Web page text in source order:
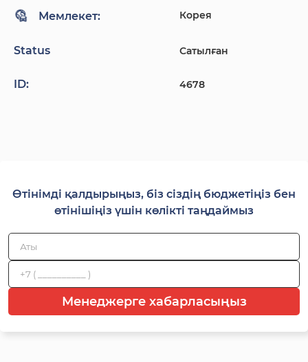
Мемлекет: Корея
Status Сатылған
ID: 4678
Өтінімді қалдырыңыз, біз сіздің бюджетіңіз бен
өтінішіңіз үшін көлікті таңдаймыз
Менеджерге хабарласыңыз